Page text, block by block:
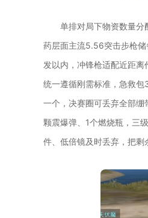
单排对局下物资数量分
药层面主流5.56突击步枪
发以内，冲锋枪适配近距
统一遵循刚需标准，急救
一个，决赛圈可丢弃全部
颗震爆弹、1个燃烧瓶，三
件、低倍镜及时丢弃，把剩